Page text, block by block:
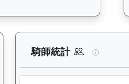
計分析：查看香港賽駒
騎師統計 精益